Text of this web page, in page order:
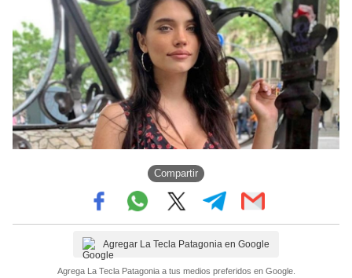
Compartir
Agregar La Tecla Patagonia en Google
Agrega La Tecla Patagonia a tus medios preferidos en Google.